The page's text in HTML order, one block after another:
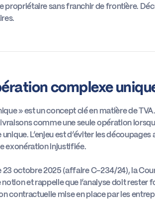
propriétaire sans franchir de frontière.
complexe
» est un concept clé en matière de
comme une seule opération
L’enjeu est d’éviter les
exonération injustifiée.
23 octobre 2025 (affaire C-234/24), la
et rappelle que l’analyse doit rester
contractuelle mise en place par les